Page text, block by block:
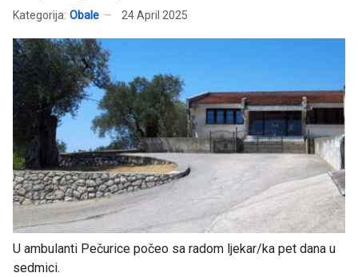
Kategorija: Obale 24 April 2025
U ambulanti Pečurice počeo sa radom ljekar/ka pet dana u
sedmici.